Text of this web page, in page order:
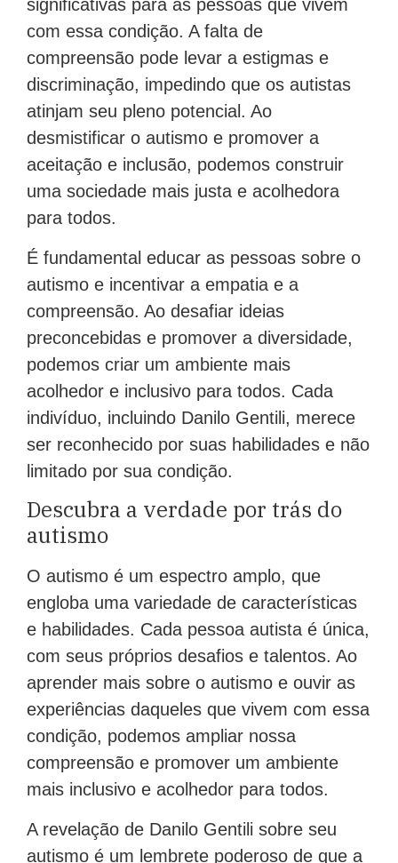
significativas para as pessoas que vivem
com essa condição. A falta de
compreensão pode levar a estigmas e
discriminação, impedindo que os autistas
atinjam seu pleno potencial. Ao
desmistificar o autismo e promover a
aceitação e inclusão, podemos construir
uma sociedade mais justa e acolhedora
para todos.
É fundamental educar as pessoas sobre o
autismo e incentivar a empatia e a
compreensão. Ao desafiar ideias
preconcebidas e promover a diversidade,
podemos criar um ambiente mais
acolhedor e inclusivo para todos. Cada
indivíduo, incluindo Danilo Gentili, merece
ser reconhecido por suas habilidades e não
limitado por sua condição.
Descubra a verdade por trás do
autismo
O autismo é um espectro amplo, que
engloba uma variedade de características
e habilidades. Cada pessoa autista é única,
com seus próprios desafios e talentos. Ao
aprender mais sobre o autismo e ouvir as
experiências daqueles que vivem com essa
condição, podemos ampliar nossa
compreensão e promover um ambiente
mais inclusivo e acolhedor para todos.
A revelação de Danilo Gentili sobre seu
autismo é um lembrete poderoso de que a